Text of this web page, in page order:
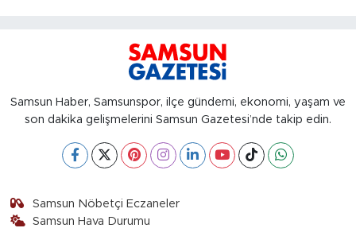
Samsun Haber, Samsunspor, ilçe gündemi, ekonomi, yaşam ve
son dakika gelişmelerini Samsun Gazetesi’nde takip edin.
Samsun Nöbetçi Eczaneler
Samsun Hava Durumu